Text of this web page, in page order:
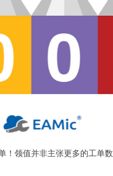
领值并非主张更多的工单